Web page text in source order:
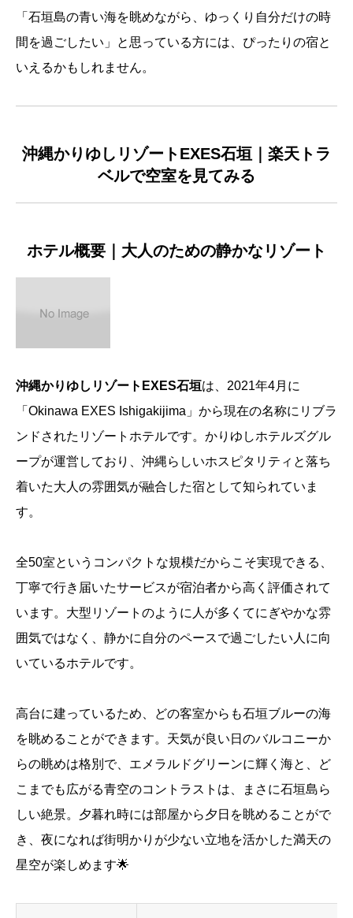
「石垣島の青い海を眺めながら、ゆっくり自分だけの時
間を過ごしたい」と思っている方には、ぴったりの宿と
いえるかもしれません。
沖縄かりゆしリゾートEXES石垣｜楽天トラ
ベルで空室を見てみる
ホテル概要｜大人のための静かなリゾート
沖縄かりゆしリゾートEXES石垣は、2021年4月に
「Okinawa EXES Ishigakijima」から現在の名称にリブラ
ンドされたリゾートホテルです。かりゆしホテルズグル
ープが運営しており、沖縄らしいホスピタリティと落ち
着いた大人の雰囲気が融合した宿として知られていま
す。
全50室というコンパクトな規模だからこそ実現できる、
丁寧で行き届いたサービスが宿泊者から高く評価されて
います。大型リゾートのように人が多くてにぎやかな雰
囲気ではなく、静かに自分のペースで過ごしたい人に向
いているホテルです。
高台に建っているため、どの客室からも石垣ブルーの海
を眺めることができます。天気が良い日のバルコニーか
らの眺めは格別で、エメラルドグリーンに輝く海と、ど
こまでも広がる青空のコントラストは、まさに石垣島ら
しい絶景。夕暮れ時には部屋から夕日を眺めることがで
き、夜になれば街明かりが少ない立地を活かした満天の
星空が楽しめます🌟